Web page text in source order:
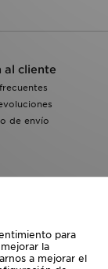
al cliente
de envío
para
la
a mejorar el